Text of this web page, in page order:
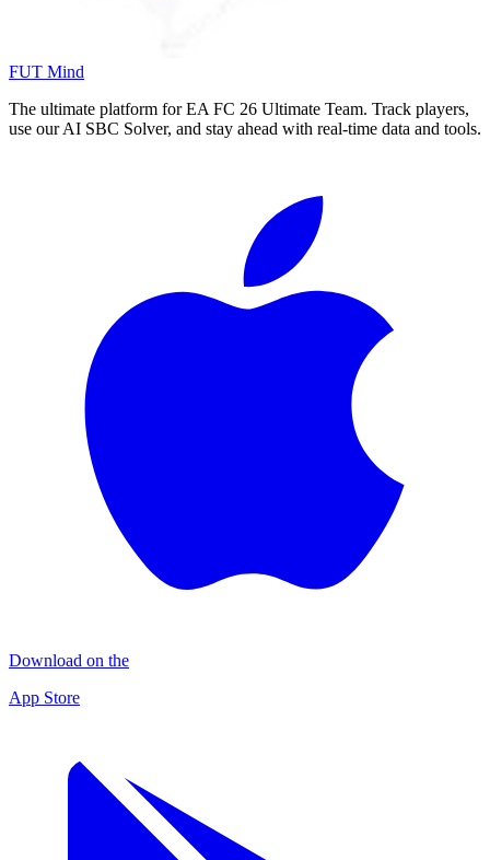
FUT Mind
The ultimate platform for EA FC 26 Ultimate Team. Track players,
use our AI SBC Solver, and stay ahead with real-time data and tools.
Download on the
App Store